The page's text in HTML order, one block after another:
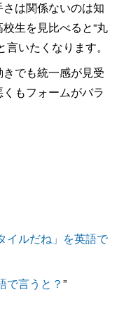
は関係ないのは知
生を見比べると“丸
いたくなります。
でも統一感が見受
もフォームがバラ
イルだね」を英語で
で言うと？”